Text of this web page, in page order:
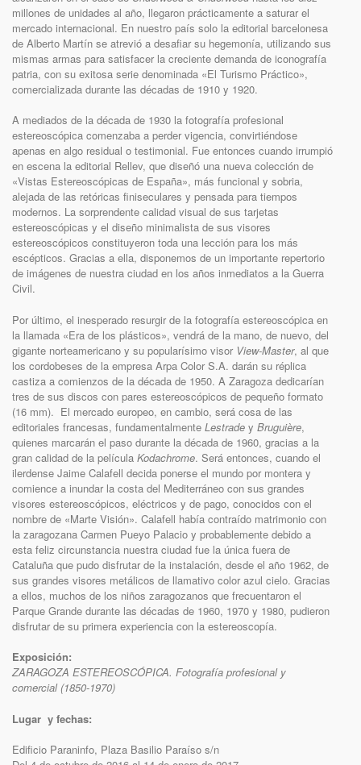
millones de unidades al año, llegaron prácticamente a saturar el
mercado internacional. En nuestro país solo la editorial barcelonesa
de Alberto Martín se atrevió a desafiar su hegemonía, utilizando sus
mismas armas para satisfacer la creciente demanda de iconografía
patria, con su exitosa serie denominada «El Turismo Práctico»,
comercializada durante las décadas de 1910 y 1920.
A mediados de la década de 1930 la fotografía profesional
estereoscópica comenzaba a perder vigencia, convirtiéndose
apenas en algo residual o testimonial. Fue entonces cuando irrumpió
en escena la editorial Rellev, que diseñó una nueva colección de
«Vistas Estereoscópicas de España», más funcional y sobria,
alejada de las retóricas finiseculares y pensada para tiempos
modernos. La sorprendente calidad visual de sus tarjetas
estereoscópicas y el diseño minimalista de sus visores
estereoscópicos constituyeron toda una lección para los más
escépticos. Gracias a ella, disponemos de un importante repertorio
de imágenes de nuestra ciudad en los años inmediatos a la Guerra
Civil.
Por último, el inesperado resurgir de la fotografía estereoscópica en
la llamada «Era de los plásticos», vendrá de la mano, de nuevo, del
gigante norteamericano y su popularísimo visor View-Master, al que
los cordobeses de la empresa Arpa Color S.A. darán su réplica
castiza a comienzos de la década de 1950. A Zaragoza dedicarían
tres de sus discos con pares estereoscópicos de pequeño formato
(16 mm). El mercado europeo, en cambio, será cosa de las
editoriales francesas, fundamentalmente Lestrade y Bruguière,
quienes marcarán el paso durante la década de 1960, gracias a la
gran calidad de la película Kodachrome. Será entonces, cuando el
ilerdense Jaime Calafell decida ponerse el mundo por montera y
comience a inundar la costa del Mediterráneo con sus grandes
visores estereoscópicos, eléctricos y de pago, conocidos con el
nombre de «Marte Visión». Calafell había contraído matrimonio con
la zaragozana Carmen Pueyo Palacio y probablemente debido a
esta feliz circunstancia nuestra ciudad fue la única fuera de
Cataluña que pudo disfrutar de la instalación, desde el año 1962, de
sus grandes visores metálicos de llamativo color azul cielo. Gracias
a ellos, muchos de los niños zaragozanos que frecuentaron el
Parque Grande durante las décadas de 1960, 1970 y 1980, pudieron
disfrutar de su primera experiencia con la estereoscopía.
Exposición:
ZARAGOZA ESTEREOSCÓPICA. Fotografía profesional y
comercial (1850-1970)
Lugar y fechas:
Edificio Paraninfo, Plaza Basilio Paraíso s/n